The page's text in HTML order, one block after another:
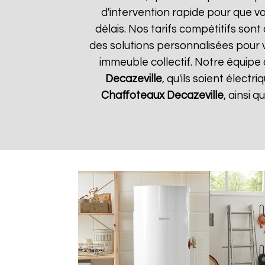
d'intervention rapide pour que
délais. Nos tarifs compétitifs
des solutions personnalisées pour
immeuble collectif. Notre
Decazeville, qu'ils soient
Chaffoteaux Decazeville, ainsi